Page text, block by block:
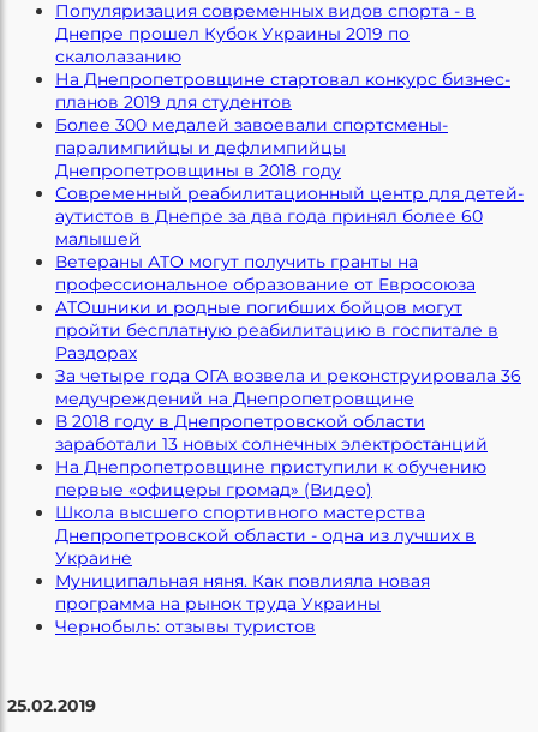
Популяризация современных видов спорта - в
Днепре прошел Кубок Украины 2019 по
скалолазанию
На Днепропетровщине стартовал конкурс бизнес-
планов 2019 для студентов
Более 300 медалей завоевали спортсмены-
паралимпийцы и дефлимпийцы
Днепропетровщины в 2018 году
Современный реабилитационный центр для детей-
аутистов в Днепре за два года принял более 60
малышей
Ветераны АТО могут получить гранты на
профессиональное образование от Евросоюза
АТОшники и родные погибших бойцов могут
пройти бесплатную реабилитацию в госпитале в
Раздорах
За четыре года ОГА возвела и реконструировала 36
медучреждений на Днепропетровщине
В 2018 году в Днепропетровской области
заработали 13 новых солнечных электростанций
На Днепропетровщине приступили к обучению
первые «офицеры громад» (Видео)
Школа высшего спортивного мастерства
Днепропетровской области - одна из лучших в
Украине
Муниципальная няня. Как повлияла новая
программа на рынок труда Украины
Чернобыль: отзывы туристов
25.02.2019